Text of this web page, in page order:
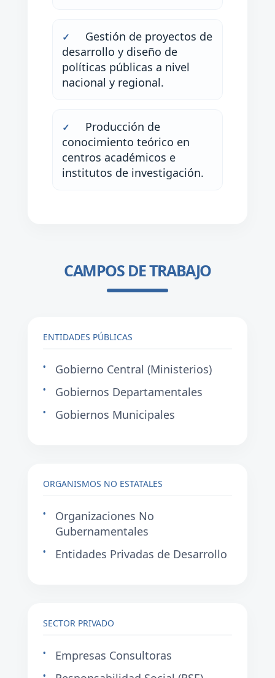
✓
Gestión de proyectos de
desarrollo y diseño de
políticas públicas a nivel
nacional y regional.
✓
Producción de
conocimiento teórico en
centros académicos e
institutos de investigación.
CAMPOS DE TRABAJO
ENTIDADES PÚBLICAS
Gobierno Central (Ministerios)
Gobiernos Departamentales
Gobiernos Municipales
ORGANISMOS NO ESTATALES
Organizaciones No
Gubernamentales
Entidades Privadas de Desarrollo
SECTOR PRIVADO
Empresas Consultoras